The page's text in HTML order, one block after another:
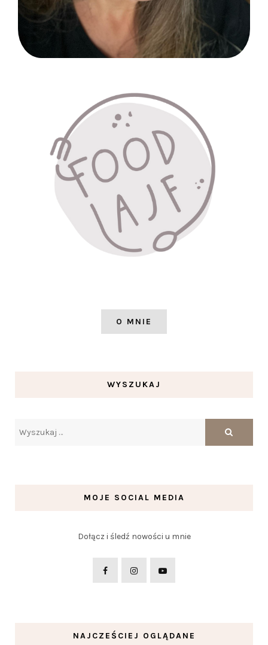
O MNIE
WYSZUKAJ
MOJE SOCIAL MEDIA
Dołącz i śledź nowości u mnie
NAJCZEŚCIEJ OGLĄDANE